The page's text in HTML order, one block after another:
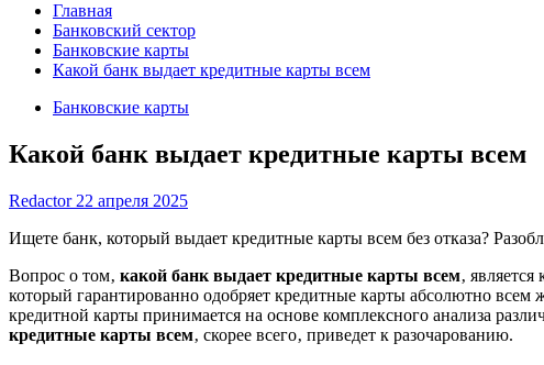
Главная
Банковский сектор
Банковские карты
Какой банк выдает кредитные карты всем
Банковские карты
Какой банк выдает кредитные карты всем
Redactor 22 апреля 2025
Ищете банк, который выдает кредитные карты всем без отказа?
Вопрос о том‚ какой банк выдает кредитные карты всем‚
который гарантированно одобряет кредитные карты абсолютно
кредитной карты принимается на основе комплексного анализа
кредитные карты всем‚ скорее всего‚ приведет к разочарованию.